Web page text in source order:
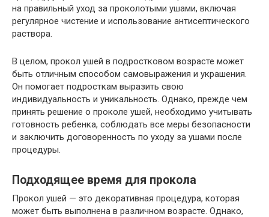
на правильный уход за проколотыми ушами, включая
регулярное чистение и использование антисептического
раствора.
В целом, прокол ушей в подростковом возрасте может
быть отличным способом самовыражения и украшения.
Он помогает подросткам выразить свою
индивидуальность и уникальность. Однако, прежде чем
принять решение о проколе ушей, необходимо учитывать
готовность ребенка, соблюдать все меры безопасности
и заключить договоренность по уходу за ушами после
процедуры.
Подходящее время для прокола
Прокол ушей — это декоративная процедура, которая
может быть выполнена в различном возрасте. Однако,